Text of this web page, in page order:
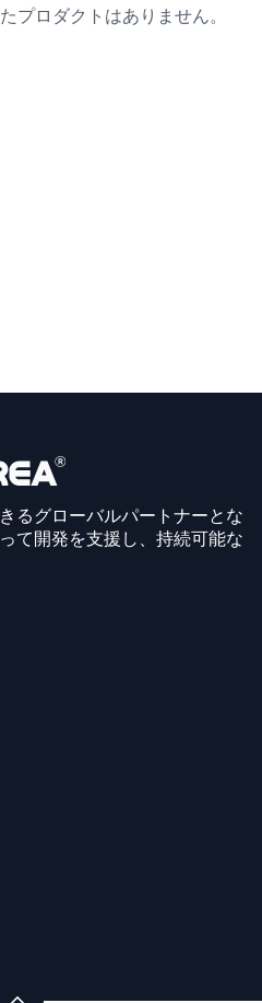
プロダクトはありません。
るグローバルパートナーとな
て開発を支援し、持続可能な